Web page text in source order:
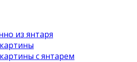
из янтаря
с янтарем